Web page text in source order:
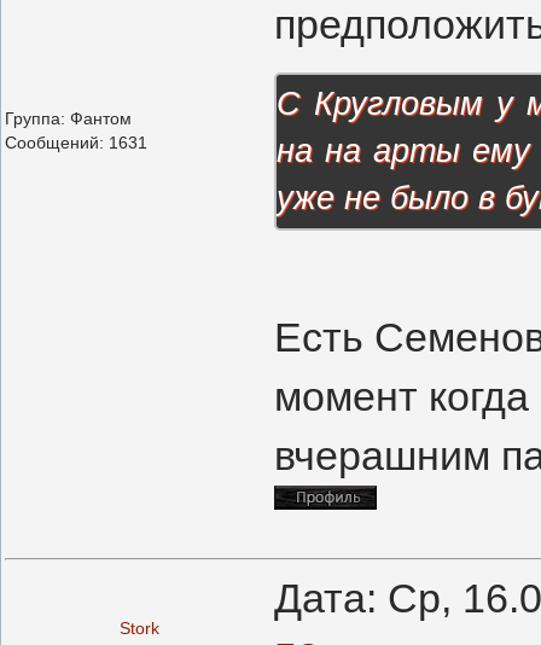
Группа: Фантом
Сообщений: 1631
С Кругловым у
на на арты ему
уже не было в
Есть
момент
вчерашним
Stork
Дата: Ср,